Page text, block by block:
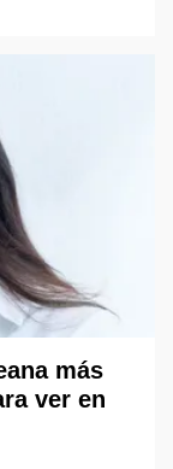
más
ver en